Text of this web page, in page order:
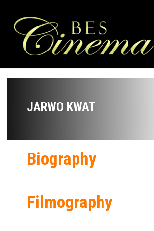
JARWO KWAT
Biography
Filmography